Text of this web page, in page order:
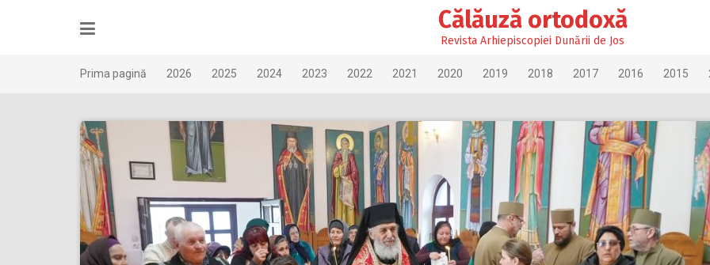
Călăuză ortodoxă
Revista Arhiepiscopiei Dunării de Jos
Prima pagină 2026 2025 2024 2023 2022 2021 2020 2019 2018 2017 2016 2015